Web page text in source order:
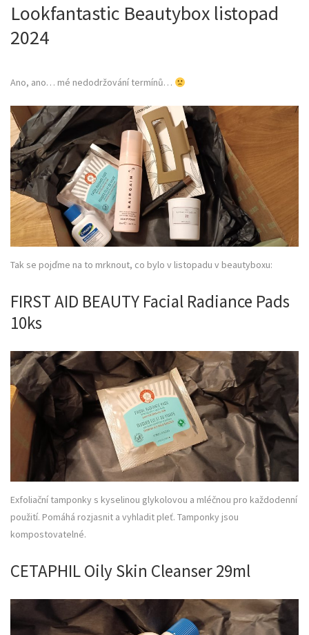
Lookfantastic Beautybox listopad
2024
Ano, ano… mé nedodržování termínů…
Tak se pojďme na to mrknout, co bylo v listopadu v beautyboxu:
FIRST AID BEAUTY Facial Radiance Pads
10ks
Exfoliační tamponky s kyselinou glykolovou a mléčnou pro každodenní
použití. Pomáhá rozjasnit a vyhladit pleť. Tamponky jsou
kompostovatelné.
CETAPHIL Oily Skin Cleanser 29ml